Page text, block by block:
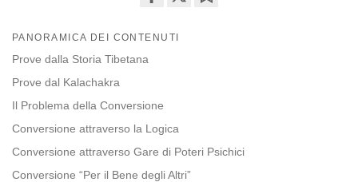
on
PANORAMICA DEI CONTENUTI
Prove dalla Storia Tibetana
Prove dal Kalachakra
Il Problema della Conversione
Conversione attraverso la Logica
Conversione attraverso Gare di Poteri Psichici
Conversione “Per il Bene degli Altri”